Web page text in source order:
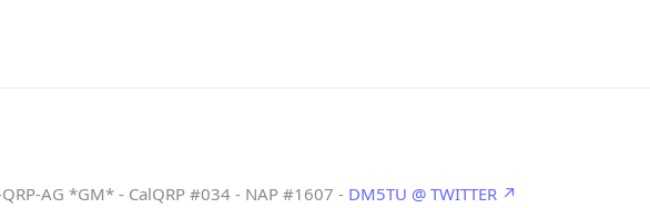
AG *GM* - CalQRP #034 - NAP #1607 - DM5TU @ TWITTER